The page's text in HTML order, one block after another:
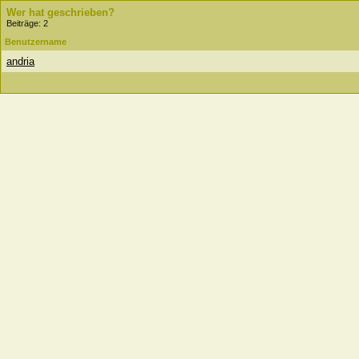
Wer hat geschrieben?
Beiträge: 2
Benutzername
andria